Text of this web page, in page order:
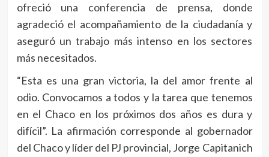
ofreció una conferencia de prensa, donde
agradeció el acompañamiento de la ciudadanía y
aseguró un trabajo más intenso en los sectores
más necesitados.
“Esta es una gran victoria, la del amor frente al
odio. Convocamos a todos y la tarea que tenemos
en el Chaco en los próximos dos años es dura y
difícil”. La afirmación corresponde al gobernador
del Chaco y líder del PJ provincial, Jorge Capitanich